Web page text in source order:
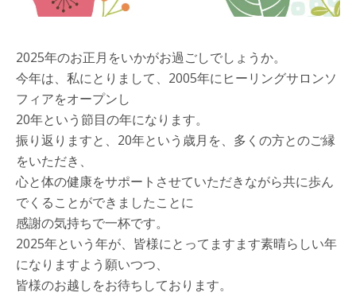
2025年のお正月をいかがお過ごしでしょうか。
今年は、私にとりまして、2005年にヒーリングサロンソ
フィアをオープンし
20年という節目の年になります。
振り返りますと、20年という歳月を、多くの方とのご縁
をいただき、
心と体の健康をサポートさせていただきながら共に歩ん
でくることができましたことに
感謝の気持ちで一杯です。
2025年という年が、皆様にとってますます素晴らしい年
になりますよう願いつつ、
皆様のお越しをお待ちしております。